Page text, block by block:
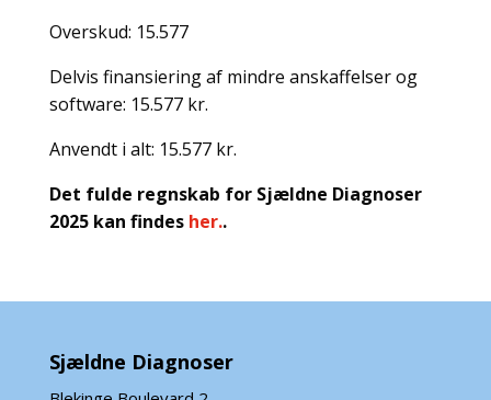
Overskud: 15.577
Delvis finansiering af mindre anskaffelser og
software: 15.577 kr.
Anvendt i alt: 15.577 kr.
Det fulde regnskab for Sjældne Diagnoser
2025 kan findes her..
Sjældne Diagnoser